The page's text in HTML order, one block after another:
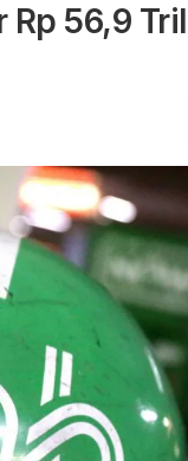
Rp 56,9